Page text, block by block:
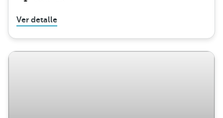
Ver detalle